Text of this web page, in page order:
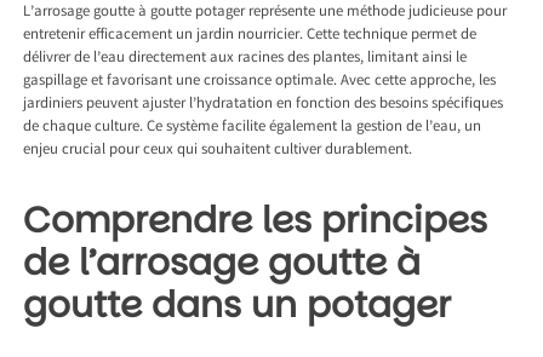
L’arrosage goutte à goutte potager représente une méthode judicieuse pour
entretenir efficacement un jardin nourricier. Cette technique permet de
délivrer de l’eau directement aux racines des plantes, limitant ainsi le
gaspillage et favorisant une croissance optimale. Avec cette approche, les
jardiniers peuvent ajuster l’hydratation en fonction des besoins spécifiques
de chaque culture. Ce système facilite également la gestion de l’eau, un
enjeu crucial pour ceux qui souhaitent cultiver durablement.
Comprendre les principes
de l’arrosage goutte à
goutte dans un potager